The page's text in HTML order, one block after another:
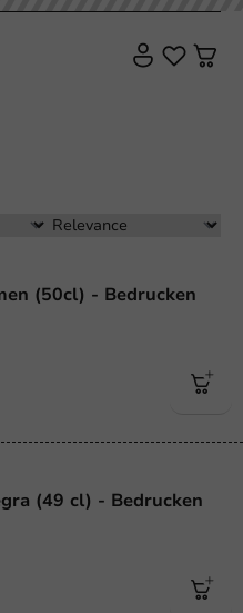
(50cl) - Bedrucken
(49 cl) - Bedrucken